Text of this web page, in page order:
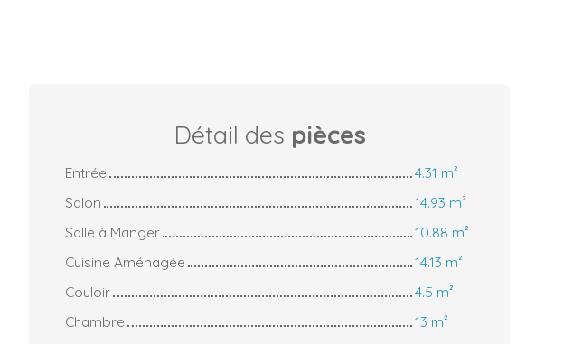
Détail des pièces
Entrée
4.31 m²
Salon
14.93 m²
Salle à Manger
10.88 m²
Cuisine Aménagée
14.13 m²
Couloir
4.5 m²
Chambre
13 m²